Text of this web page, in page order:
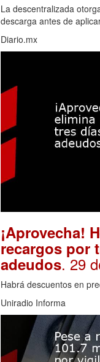
La descentralizada
descarga antes de
Diario.mx
¡Aprovecha!
recargos por
adeudos. 29
Habrá descuentos en
Uniradio Informa